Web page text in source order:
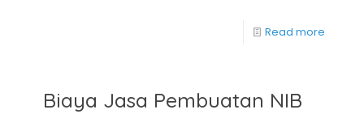
Read more
Biaya Jasa Pembuatan NIB